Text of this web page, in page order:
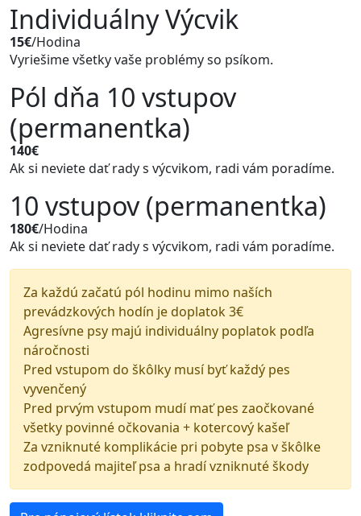
Individuálny Výcvik
15€/Hodina
Vyriešime všetky vaše problémy so psíkom.
Pól dňa 10 vstupov
(permanentka)
140€
Ak si neviete dať rady s výcvikom, radi vám poradíme.
10 vstupov (permanentka)
180€/Hodina
Ak si neviete dať rady s výcvikom, radi vám poradíme.
Za každú začatú pól hodinu mimo naších
prevádzkových hodín je doplatok 3€
Agresívne psy majú individuálny poplatok podľa
náročnosti
Pred vstupom do škôlky musí byť každý pes
vyvenčený
Pred prvým vstupom mudí mať pes zaočkované
všetky povinné očkovania + kotercový kašeľ
Za vzniknuté komplikácie pri pobyte psa v škôlke
zodpovedá majiteľ psa a hradí vzniknuté škody